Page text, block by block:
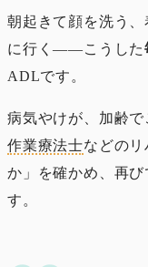
朝起きて顔を洗う
に行く――こうした
ADLです。
病気やけが、加齢で
作業療法士などの
か」を確かめ、再
す。